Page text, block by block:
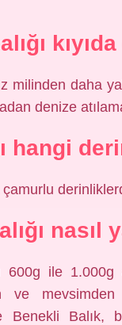
milinden daha
denize
hangi
nasıl
600g ile 1.000g
ve
Balık,